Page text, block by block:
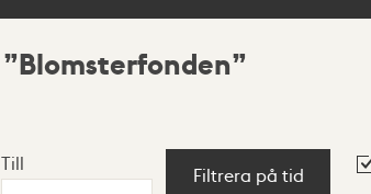
Blomsterfonden
Till
Filtrera på tid